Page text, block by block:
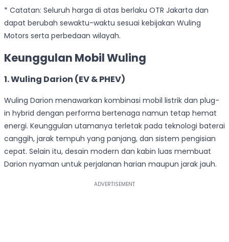
* Catatan: Seluruh harga di atas berlaku OTR Jakarta dan
dapat berubah sewaktu-waktu sesuai kebijakan Wuling
Motors serta perbedaan wilayah.
Keunggulan Mobil Wuling
1. Wuling Darion (EV & PHEV)
Wuling Darion menawarkan kombinasi mobil listrik dan plug-
in hybrid dengan performa bertenaga namun tetap hemat
energi. Keunggulan utamanya terletak pada teknologi baterai
canggih, jarak tempuh yang panjang, dan sistem pengisian
cepat. Selain itu, desain modern dan kabin luas membuat
Darion nyaman untuk perjalanan harian maupun jarak jauh.